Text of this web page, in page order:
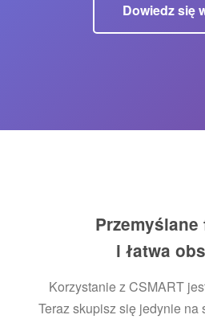
Dowiedz się
i łatwa
Korzystanie z CSMART
Teraz skupisz się jedynie na